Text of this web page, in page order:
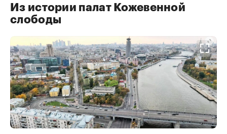
00:00 / 00:00
Из истории палат Кожевенной
слободы